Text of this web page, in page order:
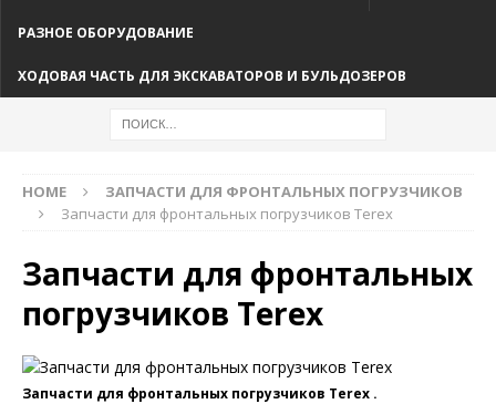
РАЗНОЕ ОБОРУДОВАНИЕ
ХОДОВАЯ ЧАСТЬ ДЛЯ ЭКСКАВАТОРОВ И БУЛЬДОЗЕРОВ
HOME
ЗАПЧАСТИ ДЛЯ ФРОНТАЛЬНЫХ ПОГРУЗЧИКОВ
Запчасти для фронтальных погрузчиков Terex
Запчасти для фронтальных
погрузчиков Terex
Запчасти для фронтальных погрузчиков Terex .